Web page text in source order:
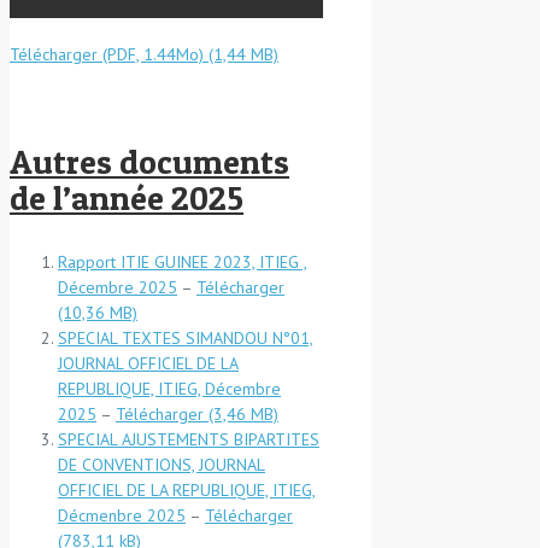
Télécharger (PDF, 1.44Mo)
Autres documents
de l’année 2025
Rapport ITIE GUINEE 2023, ITIEG ,
Décembre 2025 – Télécharger
SPECIAL TEXTES SIMANDOU N°01,
JOURNAL OFFICIEL DE LA
REPUBLIQUE, ITIEG, Décembre
2025 – Télécharger
SPECIAL AJUSTEMENTS BIPARTITES
DE CONVENTIONS, JOURNAL
OFFICIEL DE LA REPUBLIQUE, ITIEG,
Décmenbre 2025 – Télécharger